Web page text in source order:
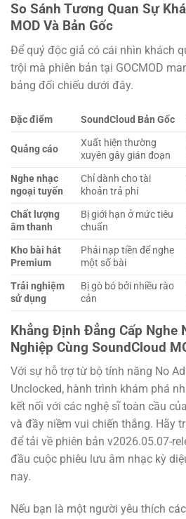
So Sánh Tương Quan Sự
MOD Và Bản Gốc
Để quý độc giả có cái nhìn khách
trội mà phiên bản tại GOCMOD
bảng đối chiếu dưới đây.
Đặc điểm SoundCloud Bản Gốc
Quảng cáo
Xuất hiện thường
xuyên gây gián đoạn
Nghe nhạc
ngoại tuyến
Chỉ dành cho tài
khoản trả phí
Chất lượng
âm thanh
Bị giới hạn ở mức tiêu
chuẩn
Kho bài hát
Premium
Phải nạp tiền để nghe
một số bài
Trải nghiệm
sử dụng
Bị gò bó bởi nhiều rào
cản
Khẳng Định Đẳng Cấp Nghe
Nghiệp Cùng SoundCloud
Với sự hỗ trợ từ bộ tính năng No
Unclocked, hành trình khám phá
kết nối với các nghệ sĩ toàn cầu
và đầy niềm vui chiến thắng. Hãy
để tải về phiên bản v2026.05.07-
đầu cuộc phiêu lưu âm nhạc kỳ
nay.
Nếu bạn là một người yêu thích